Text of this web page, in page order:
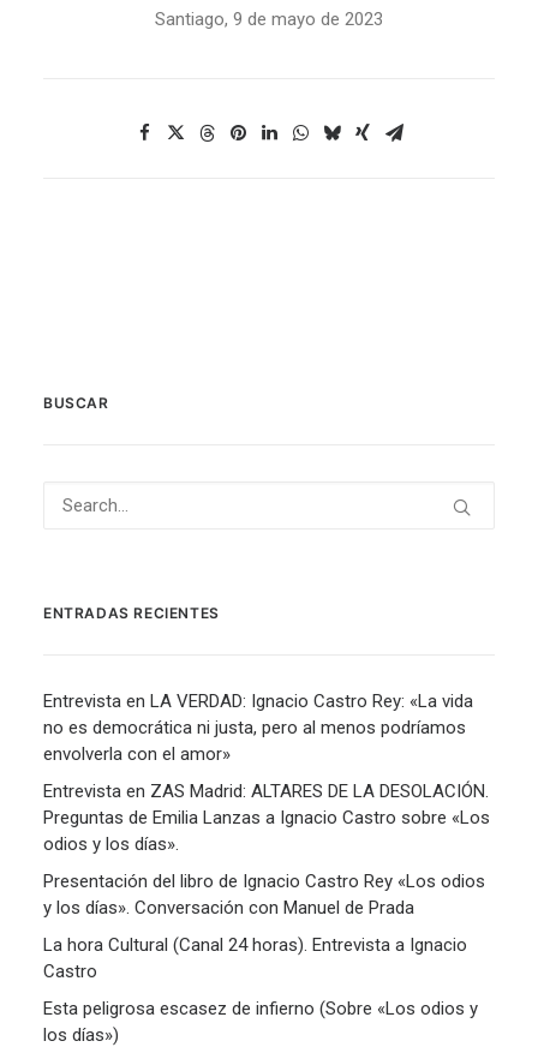
Santiago, 9 de mayo de 2023
BUSCAR
ENTRADAS RECIENTES
Entrevista en LA VERDAD: Ignacio Castro Rey: «La vida
no es democrática ni justa, pero al menos podríamos
envolverla con el amor»
Entrevista en ZAS Madrid: ALTARES DE LA DESOLACIÓN.
Preguntas de Emilia Lanzas a Ignacio Castro sobre «Los
odios y los días».
Presentación del libro de Ignacio Castro Rey «Los odios
y los días». Conversación con Manuel de Prada
La hora Cultural (Canal 24 horas). Entrevista a Ignacio
Castro
Esta peligrosa escasez de infierno (Sobre «Los odios y
los días»)